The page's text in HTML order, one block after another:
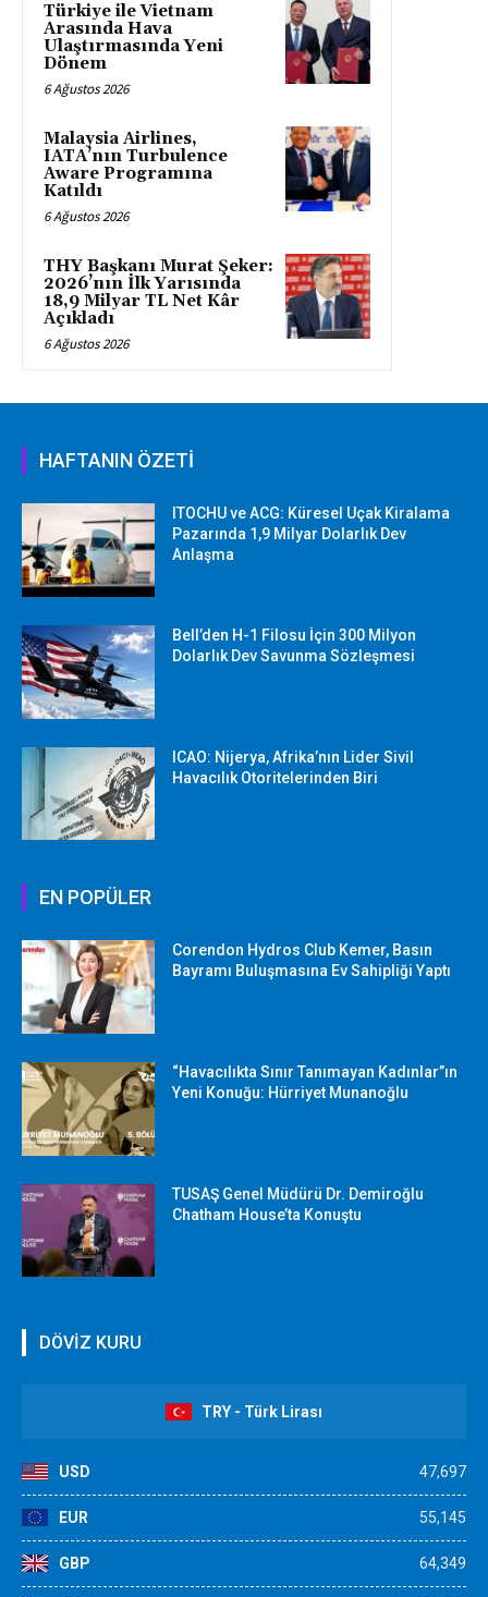
Türkiye ile Vietnam
Arasında Hava
Ulaştırmasında Yeni
Dönem
6 Ağustos 2026
Malaysia Airlines,
IATA’nın Turbulence
Aware Programına
Katıldı
6 Ağustos 2026
THY Başkanı Murat Şeker:
2026’nın İlk Yarısında
18,9 Milyar TL Net Kâr
Açıkladı
6 Ağustos 2026
HAFTANIN ÖZETİ
ITOCHU ve ACG: Küresel Uçak Kiralama
Pazarında 1,9 Milyar Dolarlık Dev
Anlaşma
Bell’den H-1 Filosu İçin 300 Milyon
Dolarlık Dev Savunma Sözleşmesi
ICAO: Nijerya, Afrika’nın Lider Sivil
Havacılık Otoritelerinden Biri
EN POPÜLER
Corendon Hydros Club Kemer, Basın
Bayramı Buluşmasına Ev Sahipliği Yaptı
“Havacılıkta Sınır Tanımayan Kadınlar”ın
Yeni Konuğu: Hürriyet Munanoğlu
TUSAŞ Genel Müdürü Dr. Demiroğlu
Chatham House’ta Konuştu
DÖVİZ KURU
TRY - Türk Lirası
USD 47,697
EUR 55,145
GBP 64,349